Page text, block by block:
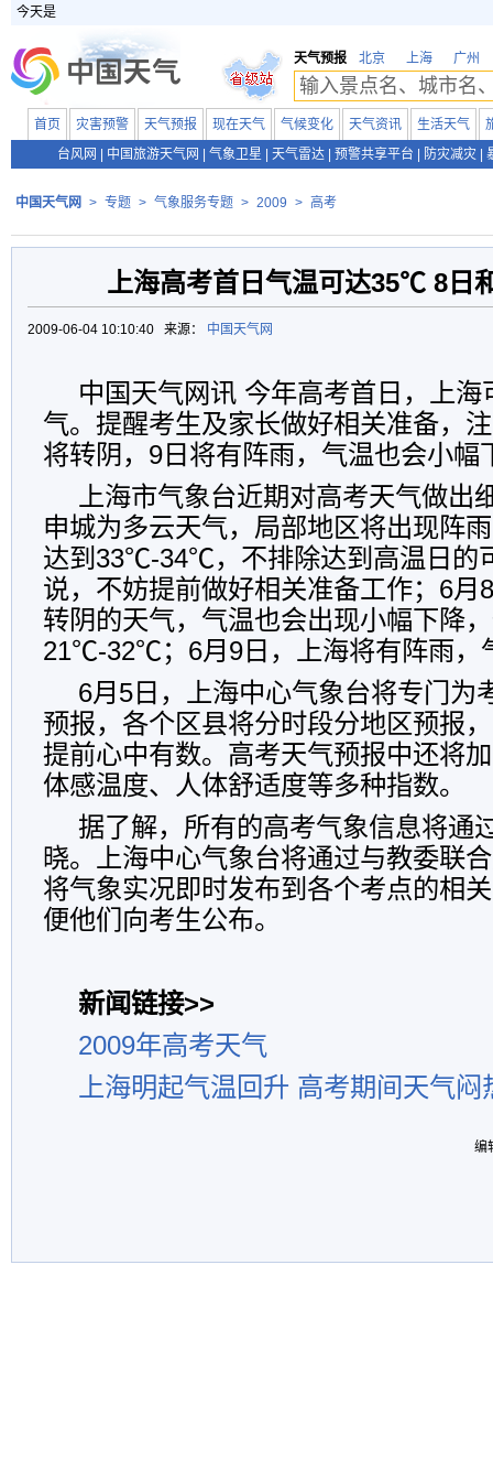
今天是
天气预报 北京 上海 广州
首页 灾害预警 天气预报 现在天气 气候变化 天气资讯 生活天气
台风网
中国旅游天气网 气象卫星 天气雷达 预警共享平台 防灾减灾
中国天气网 > 专题 > 气象服务专题 > 2009 > 高考
上海高考首日气温可达35℃ 8日
2009-06-04 10:10:40 来源： 中国天气网
中国天气网讯 今年高考首日，上海
气。提醒考生及家长做好相关准备，
将转阴，9日将有阵雨，气温也会小幅
上海市气象台近期对高考天气做出
申城为多云天气，局部地区将出现阵
达到33℃-34℃，不排除达到高温日的
说，不妨提前做好相关准备工作；6月
转阴的天气，气温也会出现小幅下降
21℃-32℃；6月9日，上海将有阵雨
6月5日，上海中心气象台将专门为
预报，各个区县将分时段分地区预报
提前心中有数。高考天气预报中还将
体感温度、人体舒适度等多种指数。
据了解，所有的高考气象信息将通
晓。上海中心气象台将通过与教委联
将气象实况即时发布到各个考点的相
便他们向考生公布。
新闻链接>>
2009年高考天气
上海明起气温回升 高考期间天气闷
编